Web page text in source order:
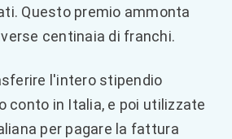
Questo premio ammonta
centinaia di franchi.
l'intero stipendio
conto in Italia, e poi utilizzate
per pagare la fattura